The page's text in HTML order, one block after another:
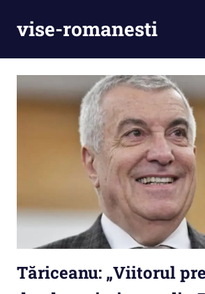
vise-romanesti
Tăriceanu: „Viitorul